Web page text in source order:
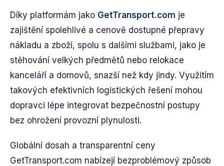
Díky platformám jako GetTransport.com je
zajištění spolehlivé a cenově dostupné přepravy
nákladu a zboží, spolu s dalšími službami, jako je
stěhování velkých předmětů nebo relokace
kanceláří a domovů, snazší než kdy jindy. Využitím
takových efektivních logistických řešení mohou
dopravci lépe integrovat bezpečnostní postupy
bez ohrožení provozní plynulosti.
Globální dosah a transparentní ceny
GetTransport.com nabízejí bezproblémový způsob